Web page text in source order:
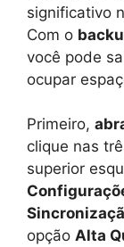
significativo
Com o
você pode
ocupar
Primeiro,
clique nas
superior
opção Alta